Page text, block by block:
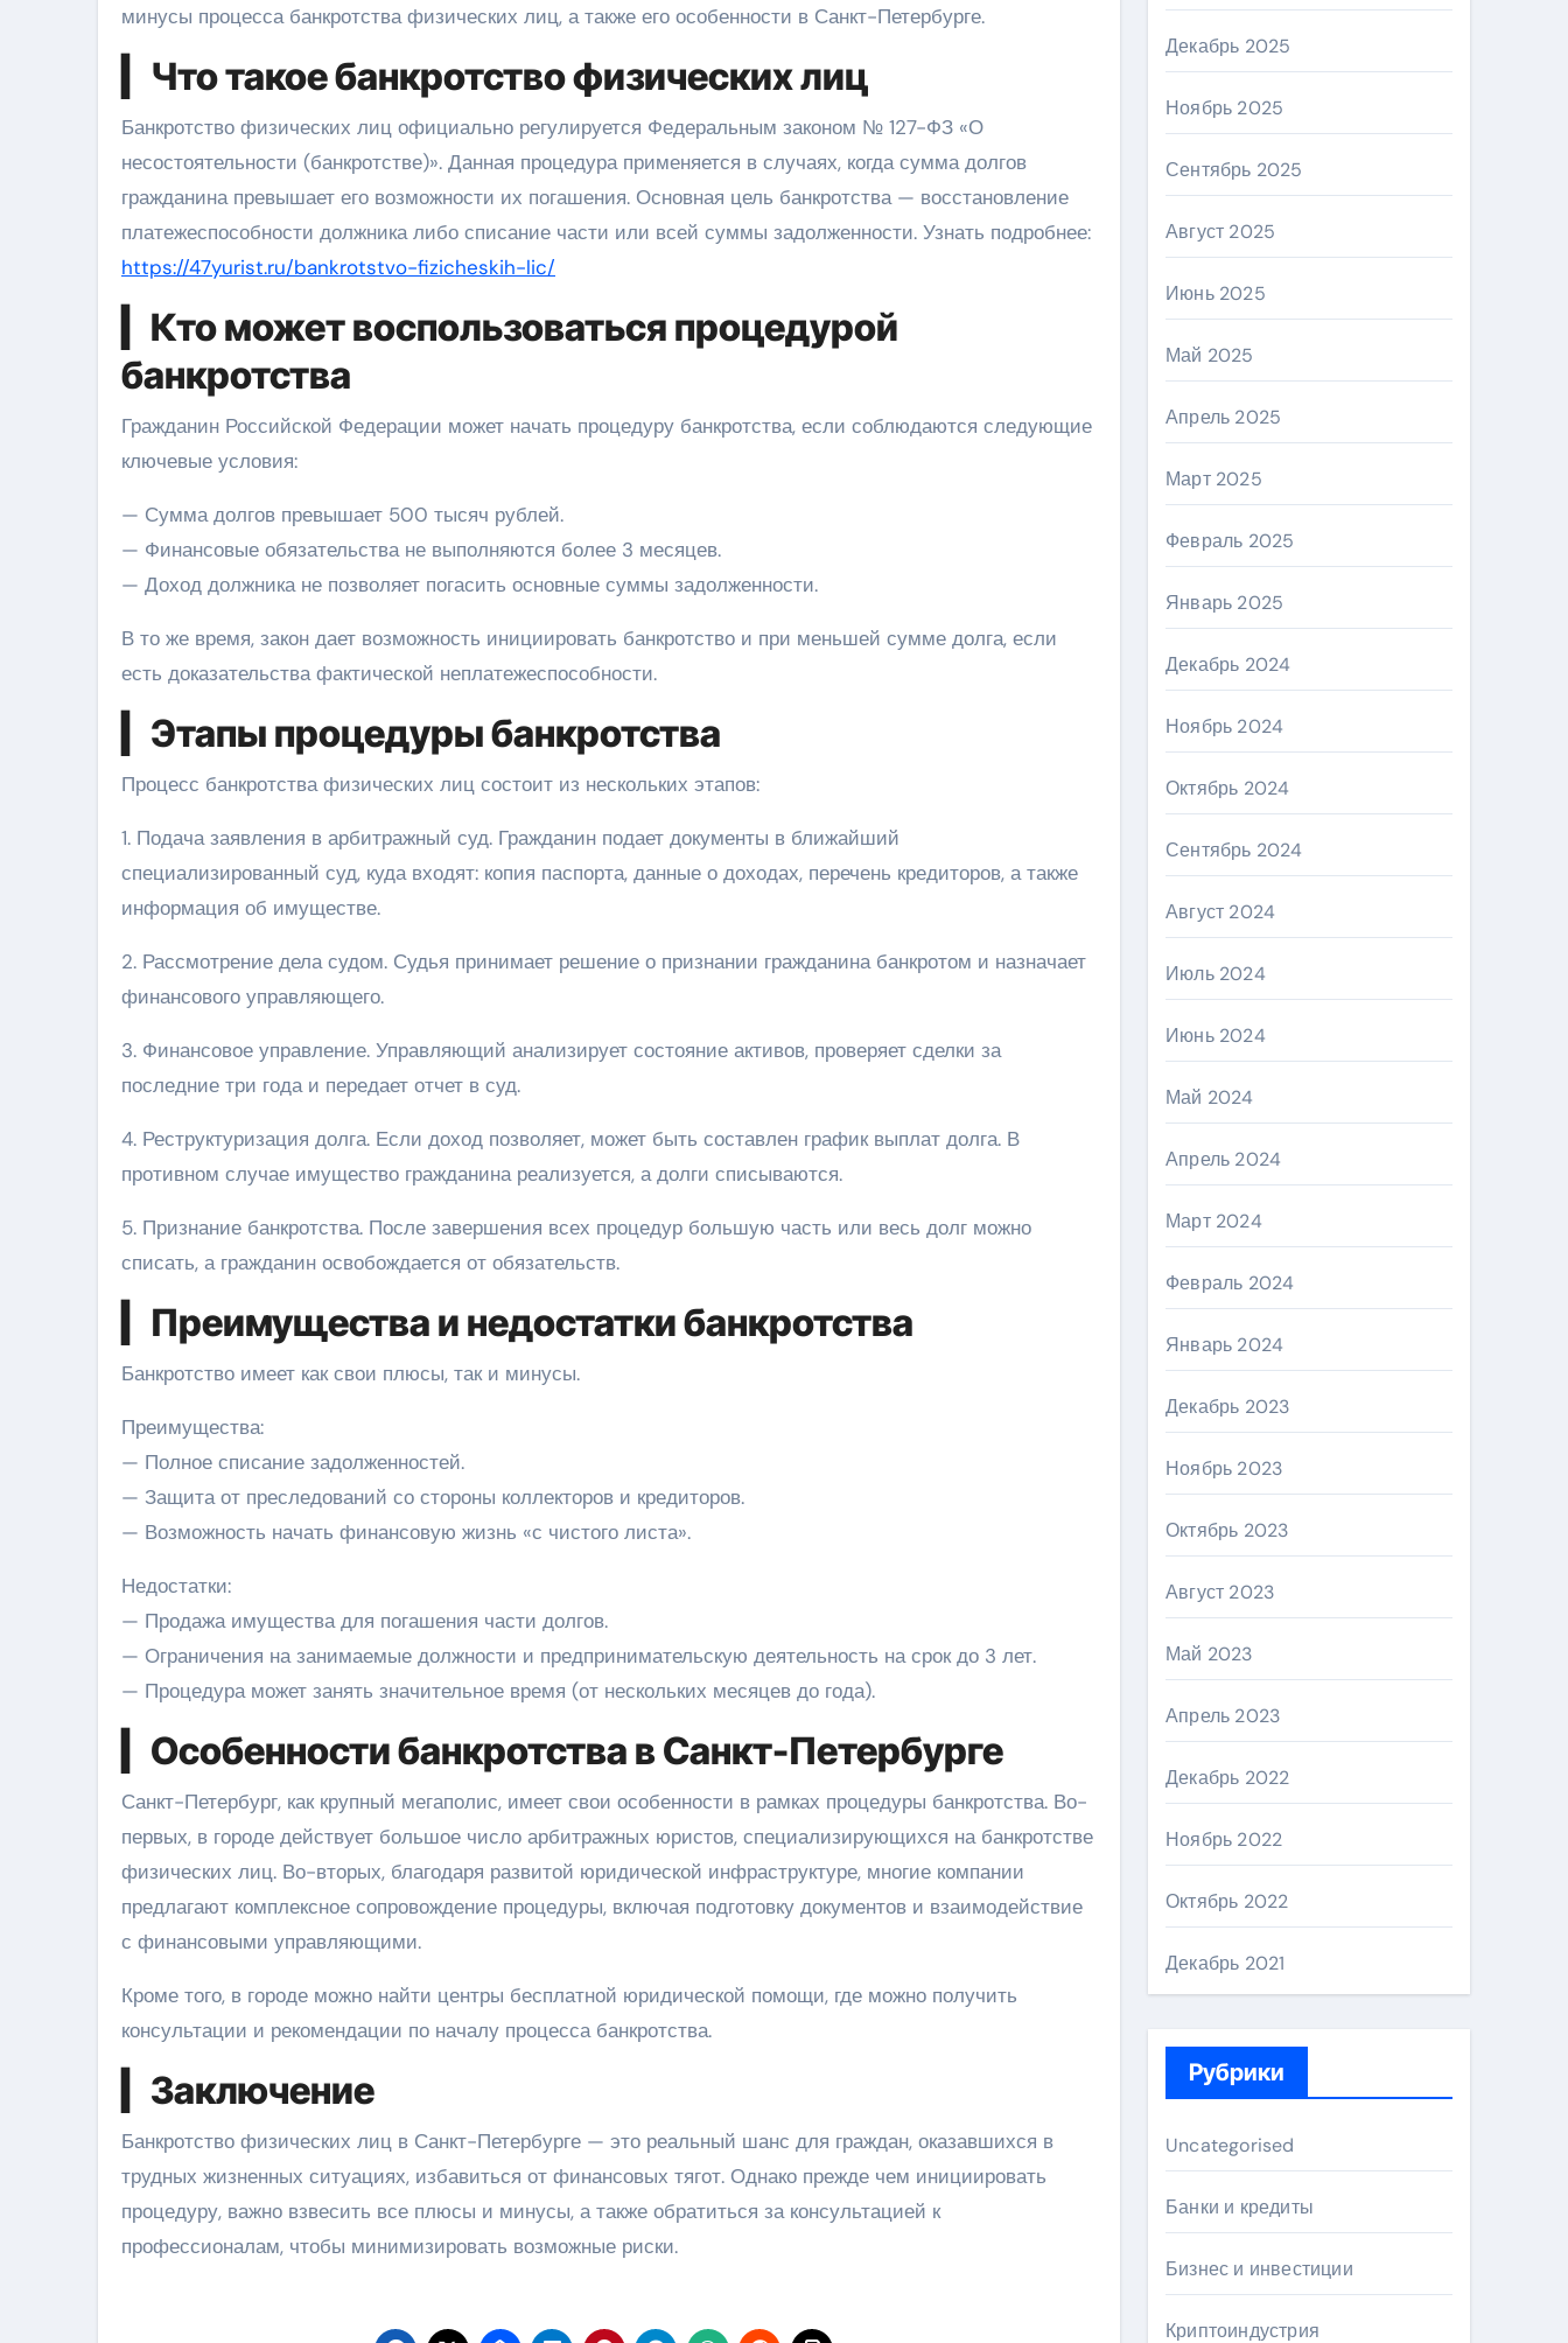
минусы процесса банкротства физических лиц, а также его особенности в Санкт-Петербурге.
▎Что такое банкротство физических лиц
Банкротство физических лиц официально регулируется Федеральным законом № 127-ФЗ «О
несостоятельности (банкротстве)». Данная процедура применяется в случаях, когда сумма долгов
гражданина превышает его возможности их погашения. Основная цель банкротства — восстановление
платежеспособности должника либо списание части или всей суммы задолженности. Узнать подробнее:
https://47yurist.ru/bankrotstvo-fizicheskih-lic/
▎Кто может воспользоваться процедурой
банкротства
Гражданин Российской Федерации может начать процедуру банкротства, если соблюдаются следующие
ключевые условия:
— Сумма долгов превышает 500 тысяч рублей.
— Финансовые обязательства не выполняются более 3 месяцев.
— Доход должника не позволяет погасить основные суммы задолженности.
В то же время, закон дает возможность инициировать банкротство и при меньшей сумме долга, если
есть доказательства фактической неплатежеспособности.
▎Этапы процедуры банкротства
Процесс банкротства физических лиц состоит из нескольких этапов:
1. Подача заявления в арбитражный суд. Гражданин подает документы в ближайший
специализированный суд, куда входят: копия паспорта, данные о доходах, перечень кредиторов, а также
информация об имуществе.
2. Рассмотрение дела судом. Судья принимает решение о признании гражданина банкротом и назначает
финансового управляющего.
3. Финансовое управление. Управляющий анализирует состояние активов, проверяет сделки за
последние три года и передает отчет в суд.
4. Реструктуризация долга. Если доход позволяет, может быть составлен график выплат долга. В
противном случае имущество гражданина реализуется, а долги списываются.
5. Признание банкротства. После завершения всех процедур большую часть или весь долг можно
списать, а гражданин освобождается от обязательств.
▎Преимущества и недостатки банкротства
Банкротство имеет как свои плюсы, так и минусы.
Преимущества:
— Полное списание задолженностей.
— Защита от преследований со стороны коллекторов и кредиторов.
— Возможность начать финансовую жизнь «с чистого листа».
Недостатки:
— Продажа имущества для погашения части долгов.
— Ограничения на занимаемые должности и предпринимательскую деятельность на срок до 3 лет.
— Процедура может занять значительное время (от нескольких месяцев до года).
▎Особенности банкротства в Санкт-Петербурге
Санкт-Петербург, как крупный мегаполис, имеет свои особенности в рамках процедуры банкротства. Во-
первых, в городе действует большое число арбитражных юристов, специализирующихся на банкротстве
физических лиц. Во-вторых, благодаря развитой юридической инфраструктуре, многие компании
предлагают комплексное сопровождение процедуры, включая подготовку документов и взаимодействие
с финансовыми управляющими.
Кроме того, в городе можно найти центры бесплатной юридической помощи, где можно получить
консультации и рекомендации по началу процесса банкротства.
▎Заключение
Банкротство физических лиц в Санкт-Петербурге — это реальный шанс для граждан, оказавшихся в
трудных жизненных ситуациях, избавиться от финансовых тягот. Однако прежде чем инициировать
процедуру, важно взвесить все плюсы и минусы, а также обратиться за консультацией к
профессионалам, чтобы минимизировать возможные риски.
Декабрь 2025
Ноябрь 2025
Сентябрь 2025
Август 2025
Июнь 2025
Май 2025
Апрель 2025
Март 2025
Февраль 2025
Январь 2025
Декабрь 2024
Ноябрь 2024
Октябрь 2024
Сентябрь 2024
Август 2024
Июль 2024
Июнь 2024
Май 2024
Апрель 2024
Март 2024
Февраль 2024
Январь 2024
Декабрь 2023
Ноябрь 2023
Октябрь 2023
Август 2023
Май 2023
Апрель 2023
Декабрь 2022
Ноябрь 2022
Октябрь 2022
Декабрь 2021
Рубрики
Uncategorised
Банки и кредиты
Бизнес и инвестиции
Криптоиндустрия